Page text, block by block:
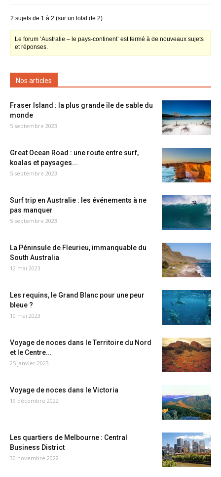
2 sujets de 1 à 2 (sur un total de 2)
Le forum ‘Australie – le pays-continent’ est fermé à de nouveaux sujets
et réponses.
Nos articles
Fraser Island : la plus grande île de sable du
monde
5 septembre 2023
Great Ocean Road : une route entre surf,
koalas et paysages...
5 septembre 2023
Surf trip en Australie : les événements à ne
pas manquer
5 septembre 2023
La Péninsule de Fleurieu, immanquable du
South Australia
12 mai 2023
Les requins, le Grand Blanc pour une peur
bleue ?
10 mai 2023
Voyage de noces dans le Territoire du Nord
et le Centre...
25 janvier 2023
Voyage de noces dans le Victoria
19 décembre 2022
Les quartiers de Melbourne : Central
Business District
30 novembre 2022